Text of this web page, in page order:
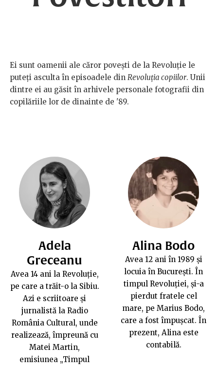
Ei sunt oamenii ale căror povești de la Revoluție le
puteți asculta în episoadele din Revoluția copiilor. Unii
dintre ei au găsit în arhivele personale fotografii din
copilăriile lor de dinainte de '89.
Adela
Greceanu
Avea 14 ani la Revoluție,
pe care a trăit-o la Sibiu.
Azi e scriitoare și
jurnalistă la Radio
România Cultural, unde
realizează, împreună cu
Matei Martin,
emisiunea „Timpul
Alina Bodo
Avea 12 ani în 1989 și
locuia în București. În
timpul Revoluției, și-a
pierdut fratele cel
mare, pe Marius Bodo,
care a fost împușcat. În
prezent, Alina este
contabilă.